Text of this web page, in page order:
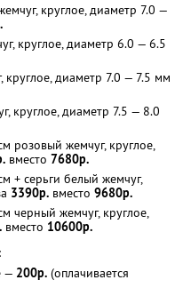
круглое, диаметр 7.0 —
круглое, диаметр 6.0 — 6.5
диаметр 7.0 — 7.5 мм
круглое, диаметр 7.5 — 8.0
розовый жемчуг, круглое,
вместо 7680р.
+ серьги белый жемчуг,
3390р. вместо 9680р.
черный жемчуг, круглое,
вместо 10600р.
— 200р. (оплачивается